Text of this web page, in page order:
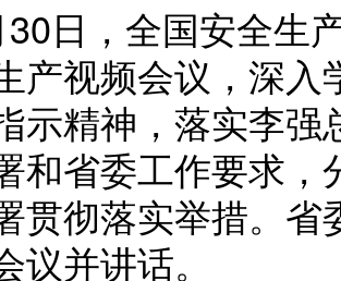
，全国安全生产
产视频会议，深
示精神，落实李
和省委工作要求
贯彻落实举措。
议并讲话。